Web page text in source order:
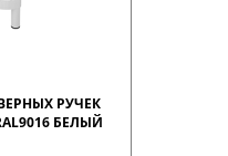
РУЧЕК
БЕЛЫЙ